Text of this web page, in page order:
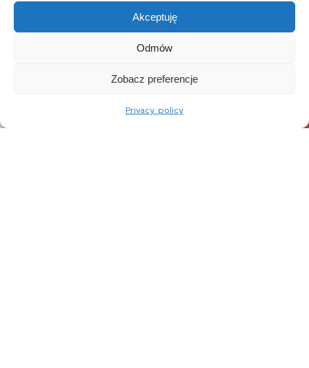
Akceptuję
Odmów
Zobacz preferencje
Privacy policy